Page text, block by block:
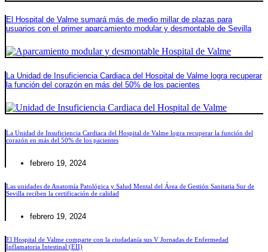
El Hospital de Valme sumará más de medio millar de plazas para
usuarios con el primer aparcamiento modular y desmontable de Sevilla
La Unidad de Insuficiencia Cardiaca del Hospital de Valme logra recuperar
la función del corazón en más del 50% de los pacientes
La Unidad de Insuficiencia Cardiaca del Hospital de Valme logra recuperar la función del
corazón en más del 50% de los pacientes
febrero 19, 2024
Las unidades de Anatomía Patológica y Salud Mental del Área de Gestión Sanitaria Sur de
Sevilla reciben la certificación de calidad
febrero 19, 2024
El Hospital de Valme comparte con la ciudadanía sus V Jornadas de Enfermedad
Inflamatoria Intestinal (EII)